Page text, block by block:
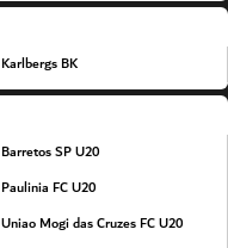
Karlbergs BK
Barretos SP U20
Paulinia FC U20
Uniao Mogi das Cruzes FC U20